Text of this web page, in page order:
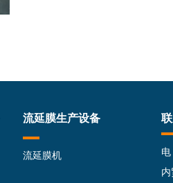
流延膜生产设备
流延膜机
电
内